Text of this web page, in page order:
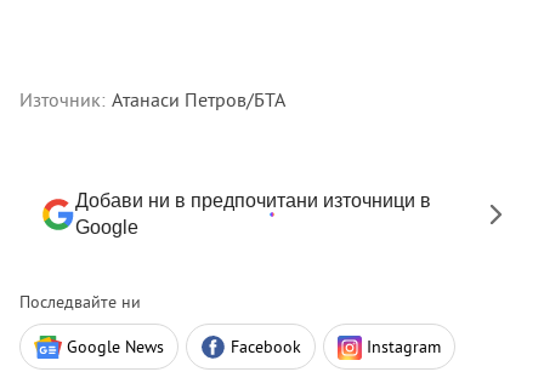
Източник: Атанаси Петров/БТА
Добави ни в предпочитани източници в
Google
Последвайте ни
Google News Facebook Instagram